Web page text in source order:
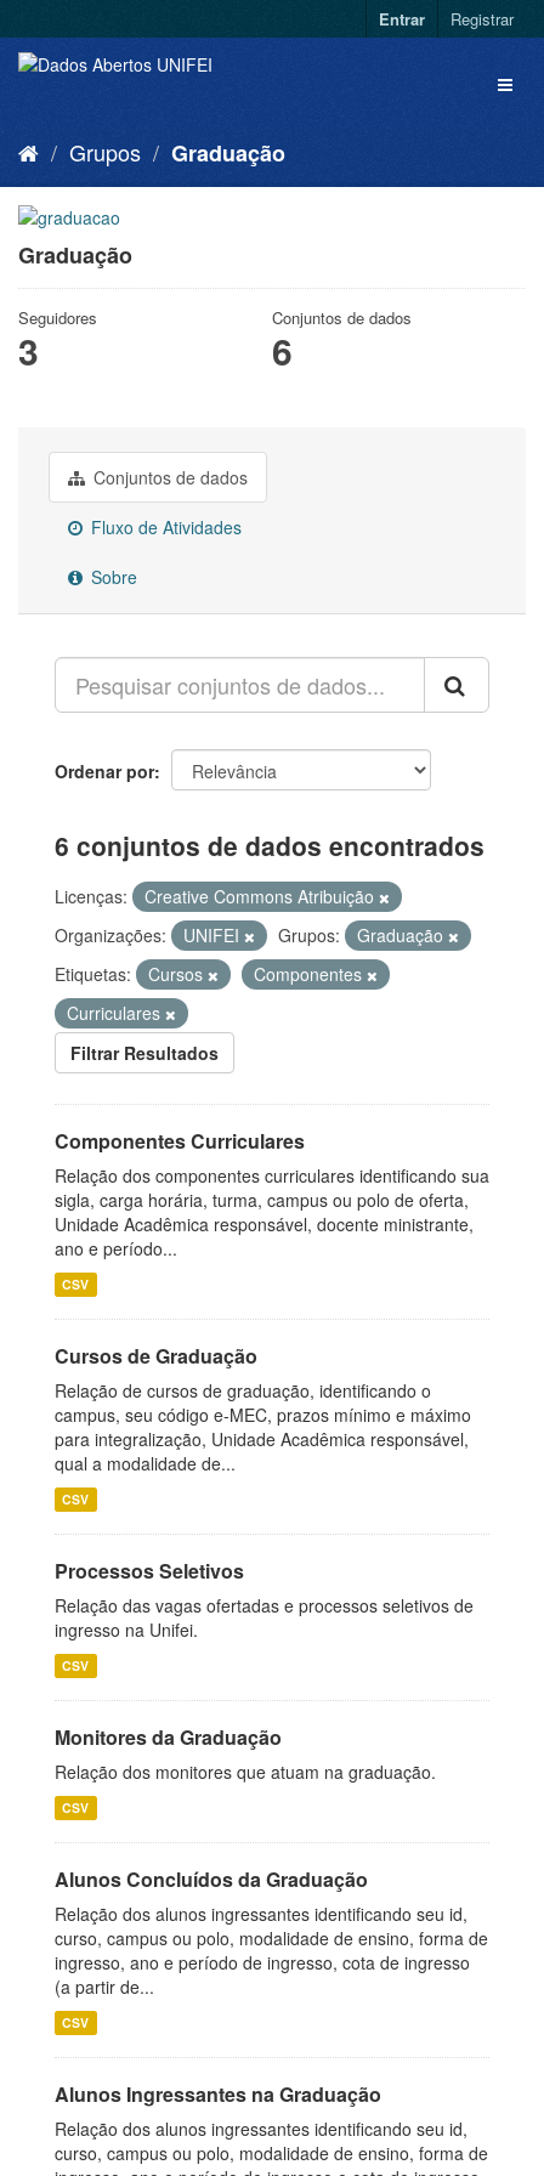
Entrar Registrar
Grupos Graduação
Graduação
Seguidores
3
Conjuntos de dados
6
Conjuntos de dados
Fluxo de Atividades
Sobre
Ordenar por
6 conjuntos de dados encontrados
Licenças:
Creative Commons Atribuição
Organizações:
UNIFEI Grupos:
Graduação
Etiquetas:
Cursos
Componentes
Curriculares
Filtrar Resultados
Componentes Curriculares
Relação dos componentes curriculares identificando sua
sigla, carga horária, turma, campus ou polo de oferta,
Unidade Acadêmica responsável, docente ministrante,
ano e período...
CSV
Cursos de Graduação
Relação de cursos de graduação, identificando o
campus, seu código e-MEC, prazos mínimo e máximo
para integralização, Unidade Acadêmica responsável,
qual a modalidade de...
CSV
Processos Seletivos
Relação das vagas ofertadas e processos seletivos de
ingresso na Unifei.
CSV
Monitores da Graduação
Relação dos monitores que atuam na graduação.
CSV
Alunos Concluídos da Graduação
Relação dos alunos ingressantes identificando seu id,
curso, campus ou polo, modalidade de ensino, forma de
ingresso, ano e período de ingresso, cota de ingresso
(a partir de...
CSV
Alunos Ingressantes na Graduação
Relação dos alunos ingressantes identificando seu id,
curso, campus ou polo, modalidade de ensino, forma de